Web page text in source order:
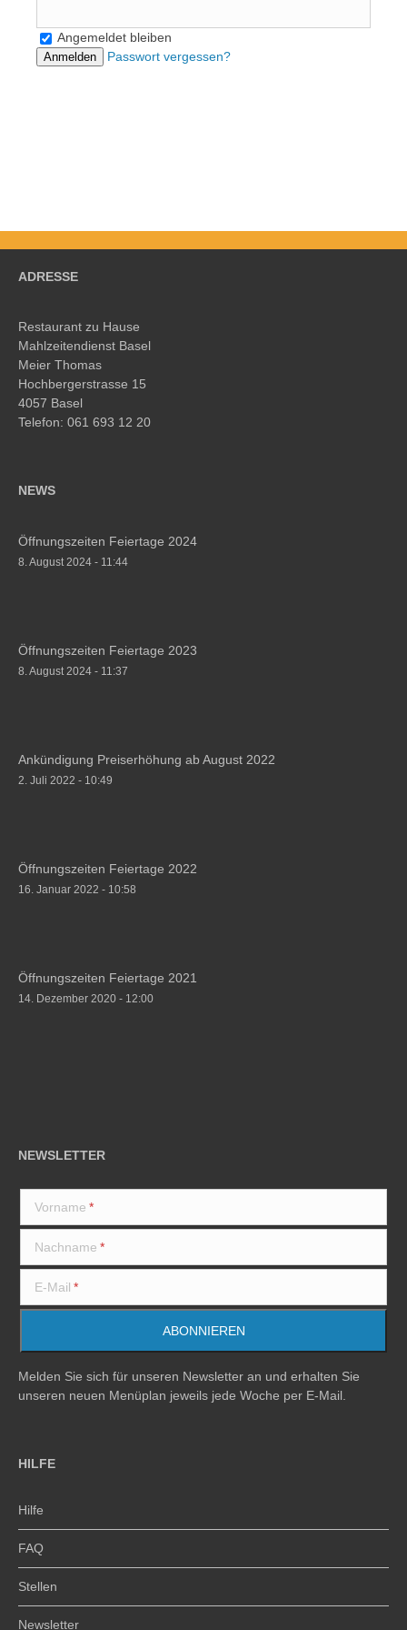
Registrieren
Angemeldet bleiben
Anmelden Passwort vergessen?
ADRESSE
Restaurant zu Hause
Mahlzeitendienst Basel
Meier Thomas
Hochbergerstrasse 15
4057 Basel
Telefon: 061 693 12 20
NEWS
Öffnungszeiten Feiertage 2024
8. August 2024 - 11:44
Öffnungszeiten Feiertage 2023
8. August 2024 - 11:37
Ankündigung Preiserhöhung ab August 2022
2. Juli 2022 - 10:49
Öffnungszeiten Feiertage 2022
16. Januar 2022 - 10:58
Öffnungszeiten Feiertage 2021
14. Dezember 2020 - 12:00
NEWSLETTER
Vorname
Nachname
E-Mail
Melden Sie sich für unseren Newsletter an und erhalten Sie
unseren neuen Menüplan jeweils jede Woche per E-Mail.
HILFE
Hilfe
FAQ
Stellen
Newsletter